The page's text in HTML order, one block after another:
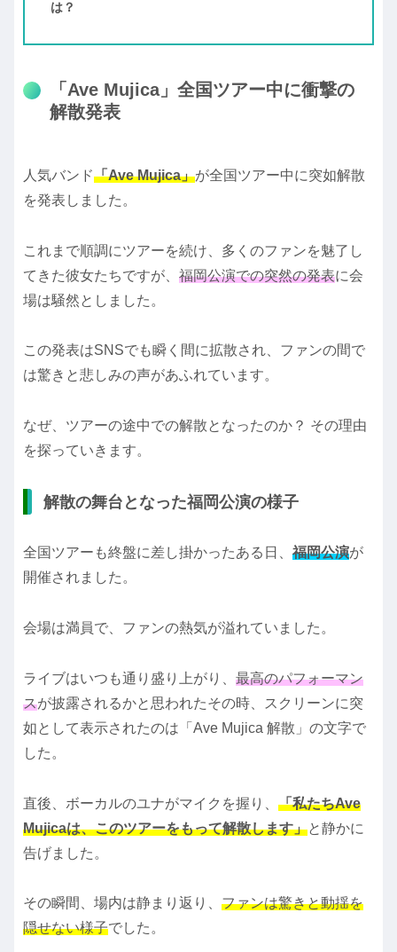
は？
「Ave Mujica」全国ツアー中に衝撃の
解散発表
人気バンド「Ave Mujica」が全国ツアー中に突如解散
を発表しました。
これまで順調にツアーを続け、多くのファンを魅了し
てきた彼女たちですが、 福岡公演での突然の発表に会
場は騒然としました。
この発表はSNSでも瞬く間に拡散され、ファンの間で
は驚きと悲しみの声があふれています。
なぜ、ツアーの途中での解散となったのか？ その理由
を探っていきます。
解散の舞台となった福岡公演の様子
全国ツアーも終盤に差し掛かったある日、 福岡公演が
開催されました。
会場は満員で、ファンの熱気が溢れていました。
ライブはいつも通り盛り上がり、 最高のパフォーマン
スが披露されるかと思われたその時、スクリーンに突
如として表示されたのは「Ave Mujica 解散」の文字で
した。
直後、ボーカルのユナがマイクを握り、 「私たちAve
Mujicaは、このツアーをもって解散します」と静かに
告げました。
その瞬間、場内は静まり返り、 ファンは驚きと動揺を
隠せない様子でした。